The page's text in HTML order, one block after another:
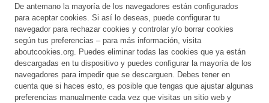
De antemano la mayoría de los navegadores están configurados
para aceptar cookies. Si así lo deseas, puede configurar tu
navegador para rechazar cookies y controlar y/o borrar cookies
según tus preferencias – para más información, visita
aboutcookies.org. Puedes eliminar todas las cookies que ya están
descargadas en tu dispositivo y puedes configurar la mayoría de los
navegadores para impedir que se descarguen. Debes tener en
cuenta que si haces esto, es posible que tengas que ajustar algunas
preferencias manualmente cada vez que visitas un sitio web y